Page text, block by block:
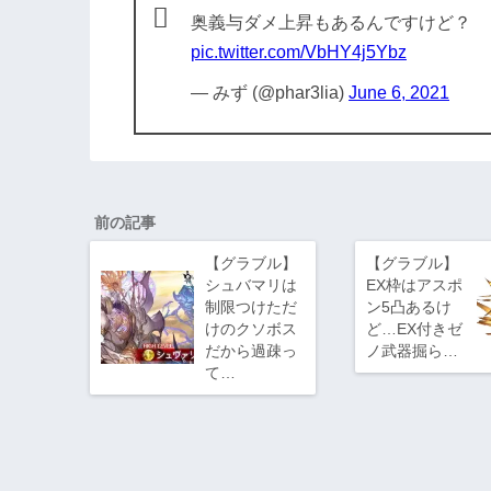
奥義与ダメ上昇もあるんですけど？
pic.twitter.com/VbHY4j5Ybz
— みず (@phar3lia) June 6, 2021
前の記事
【グラブル】
シュバマリは
制限つけただ
けのクソボス
だから過疎っ
て…
【グラブル】
EX枠はアスポ
ン5凸あるけ
ど…EX付きゼ
ノ武器掘ら…